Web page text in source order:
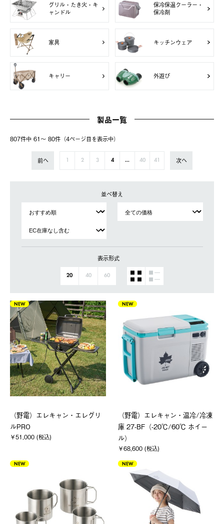
グリル・たき火・キ
ャンドル
保冷保温クーラー・
保冷剤
家具 キッチンウェア
キャリー 外遊び
製品一覧
807件中 61〜 80件（4ページ⽬を表⽰中）
前へ 2 3 4 ... 40 41 次へ
並べ替え
表示形式
20 40 60
NEW
（野電）エレキャン・エレグリ
ルPRO
￥51,000 (税込)
NEW
（野電）エレキャン・温冷/冷凍
庫 27-BF（-20℃/60℃ ホイー
ル）
￥68,600 (税込)
NEW NEW